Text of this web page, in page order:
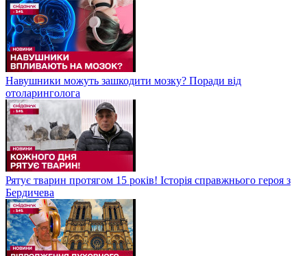
Навушники можуть зашкодити мозку? Поради від
отоларинголога
Рятує тварин протягом 15 років! Історія справжнього героя з
Бердичева